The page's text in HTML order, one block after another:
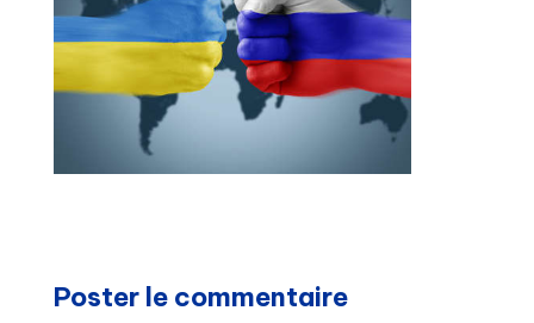
Poster le commentaire